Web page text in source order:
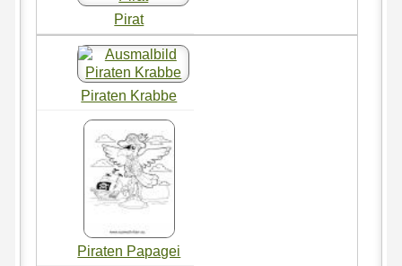
Pirat
Piraten Krabbe
Piraten Papagei